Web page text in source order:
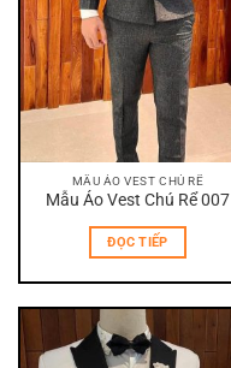
MẪU ÁO VEST CHÚ RỂ
Mẫu Áo Vest Chú Rể 007
ĐỌC TIẾP